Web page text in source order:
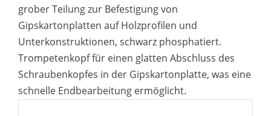
grober Teilung zur Befestigung von
Gipskartonplatten auf Holzprofilen und
Unterkonstruktionen, schwarz phosphatiert.
Trompetenkopf für einen glatten Abschluss des
Schraubenkopfes in der Gipskartonplatte, was eine
schnelle Endbearbeitung ermöglicht.